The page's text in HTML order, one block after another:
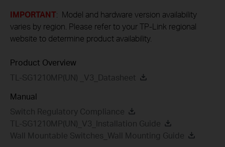
IMPORTANT: Model and hardware version availability
varies by region. Please refer to your TP-Link regional
website to determine product availability.
Product Overview
TL-SG1210MP(UN) _V3_Datasheet
Manual
Switch Regulatory Compliance
TL-SG1210MP(UN)_V3_Installation Guide
Wall Mountable Switches_Wall Mounting Guide